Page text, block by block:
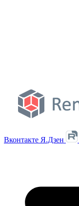
Вконтакте Я.Дзен